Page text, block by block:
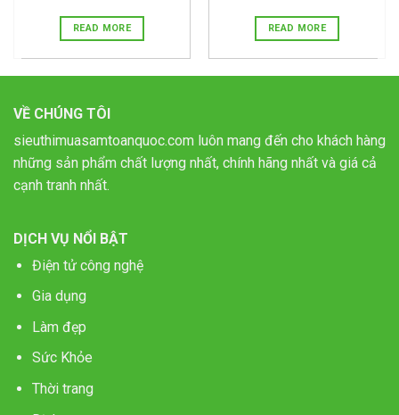
READ MORE READ MORE
VỀ CHÚNG TÔI
sieuthimuasamtoanquoc.com luôn mang đến cho khách hàng
những sản phẩm chất lượng nhất, chính hãng nhất và giá cả
cạnh tranh nhất.
DỊCH VỤ NỔI BẬT
Điện tử công nghệ
Gia dụng
Làm đẹp
Sức Khỏe
Thời trang